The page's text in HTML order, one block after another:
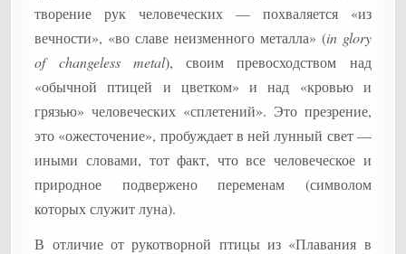
творение рук человеческих — похваляется «из
вечности», «во славе неизменного металла» (in glory
of changeless metal), своим превосходством над
«обычной птицей и цветком» и над «кровью и
грязью» человеческих «сплетений». Это презрение,
это «ожесточение», пробуждает в ней лунный свет —
иными словами, тот факт, что все человеческое и
природное подвержено переменам (символом
которых служит луна).
В отличие от рукотворной птицы из «Плавания в